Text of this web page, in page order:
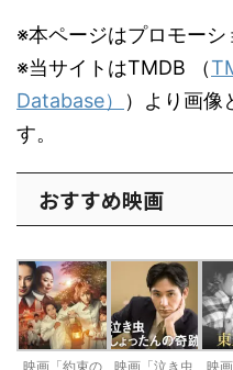
※本ページはプロモー
※当サイトはTMDB （
Database）
）より画像
す。
おすすめ映画
映画「約束の
映画「泣き虫
映